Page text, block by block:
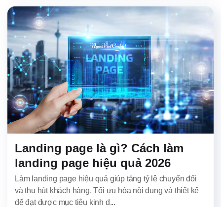
Landing page là gì? Cách làm
landing page hiệu quả 2026
Làm landing page hiệu quả giúp tăng tỷ lệ chuyển đổi
và thu hút khách hàng. Tối ưu hóa nội dung và thiết kế
để đạt được mục tiêu kinh d...